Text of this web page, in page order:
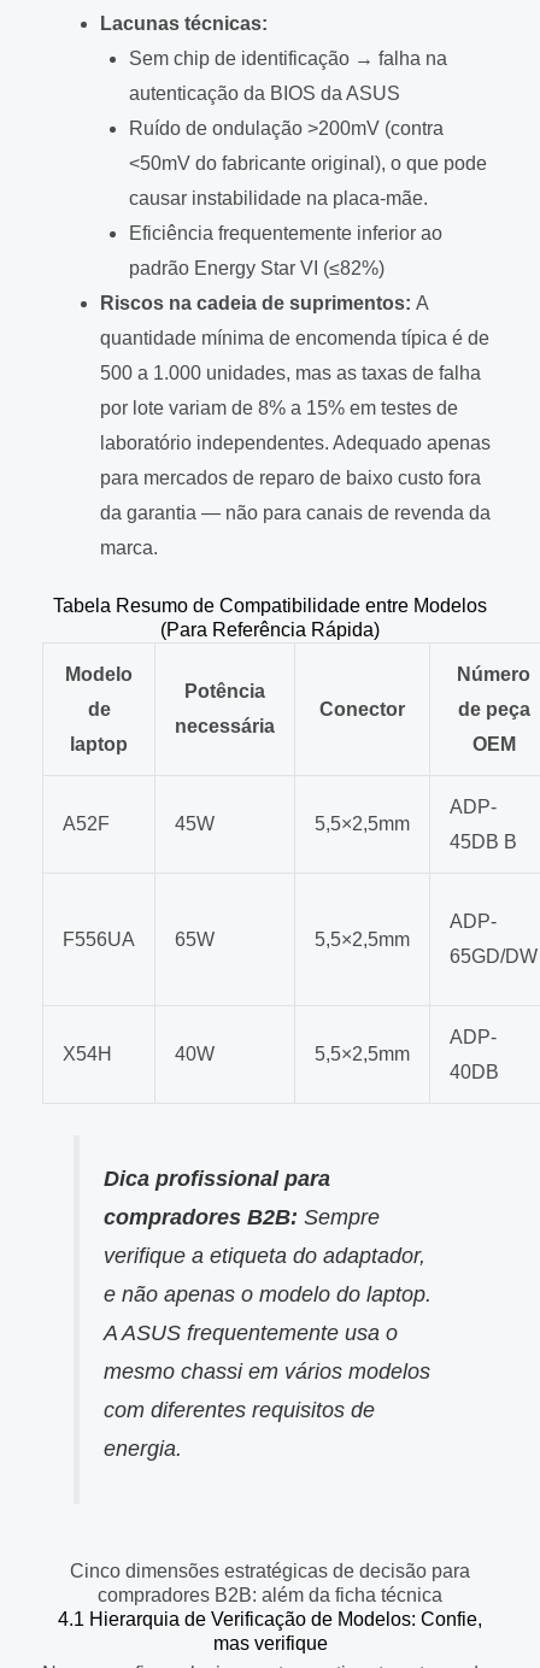
Lacunas técnicas:
Sem chip de identificação → falha na
autenticação da BIOS da ASUS
Ruído de ondulação >200mV (contra
<50mV do fabricante original), o que pode
causar instabilidade na placa-mãe.
Eficiência frequentemente inferior ao
padrão Energy Star VI (≤82%)
Riscos na cadeia de suprimentos: A
quantidade mínima de encomenda típica é de
500 a 1.000 unidades, mas as taxas de falha
por lote variam de 8% a 15% em testes de
laboratório independentes. Adequado apenas
para mercados de reparo de baixo custo fora
da garantia — não para canais de revenda da
marca.
Tabela Resumo de Compatibilidade entre Modelos
(Para Referência Rápida)
Modelo
de
laptop
Potência
necessária
Conector
Número
de peça
OEM
A52F 45W 5,5×2,5mm
ADP-
45DB B
F556UA 65W 5,5×2,5mm
ADP-
65GD/DW
X54H 40W 5,5×2,5mm
ADP-
40DB
Dica profissional para
compradores B2B: Sempre
verifique a etiqueta do adaptador,
e não apenas o modelo do laptop.
A ASUS frequentemente usa o
mesmo chassi em vários modelos
com diferentes requisitos de
energia.
Cinco dimensões estratégicas de decisão para
compradores B2B: além da ficha técnica
4.1 Hierarquia de Verificação de Modelos: Confie,
mas verifique